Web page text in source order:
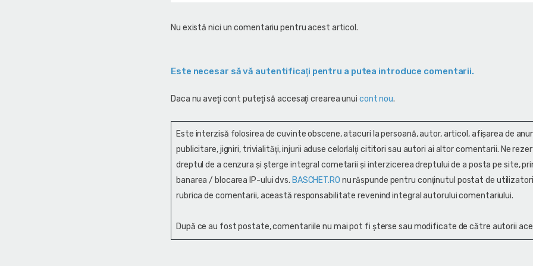
Nu există nici un comentariu pentru acest articol.
Este necesar să vă autentificaţi pentru a putea introduce comentarii.
Daca nu aveţi cont puteţi să accesaţi crearea unui cont nou.
Este interzisă folosirea de cuvinte obscene, atacuri la persoană, autor, articol, afişarea de
publicitare, jigniri, trivialităţi, injurii aduse celorlalţi cititori sau autori ai altor comentarii. Ne
dreptul de a cenzura și şterge integral cometarii și interzicerea dreptului de a posta pe site,
banarea / blocarea IP-ului dvs. BASCHET.RO nu răspunde pentru conţinutul postat de
rubrica de comentarii, această responsabilitate revenind integral autorului comentariului.
După ce au fost postate, comentariile nu mai pot fi șterse sau modificate de către autorii